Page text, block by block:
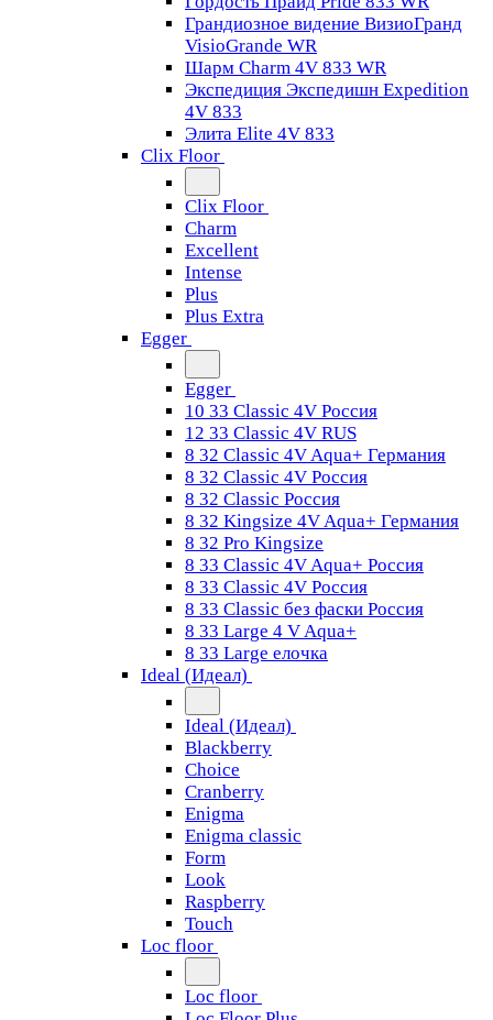
Грандиозное видение ВизиоГранд
VisioGrande WR
Шарм Charm 4V 833 WR
Экспедиция Экспедишн Expedition
4V 833
Элита Elite 4V 833
Clix Floor
Clix Floor
Charm
Excellent
Intense
Plus
Plus Extra
Egger
Egger
10 33 Classic 4V Россия
12 33 Classic 4V RUS
8 32 Classic 4V Aqua+ Германия
8 32 Classic 4V Россия
8 32 Classic Россия
8 32 Kingsize 4V Aqua+ Германия
8 32 Pro Kingsize
8 33 Classic 4V Aqua+ Россия
8 33 Classic 4V Россия
8 33 Classic без фаски Россия
8 33 Large 4 V Aqua+
8 33 Large елочка
Ideal (Идеал)
Ideal (Идеал)
Blackberry
Choice
Cranberry
Enigma
Enigma classic
Form
Look
Raspberry
Touch
Loc floor
Loc floor